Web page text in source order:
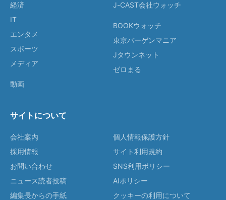
経済
IT
エンタメ
スポーツ
メディア
動画
J-CAST会社ウォッチ
BOOKウォッチ
東京バーゲンマニア
Jタウンネット
ゼロまる
サイトについて
会社案内
採用情報
お問い合わせ
ニュース読者投稿
編集長からの手紙
個人情報保護方針
サイト利用規約
SNS利用ポリシー
AIポリシー
クッキーの利用について